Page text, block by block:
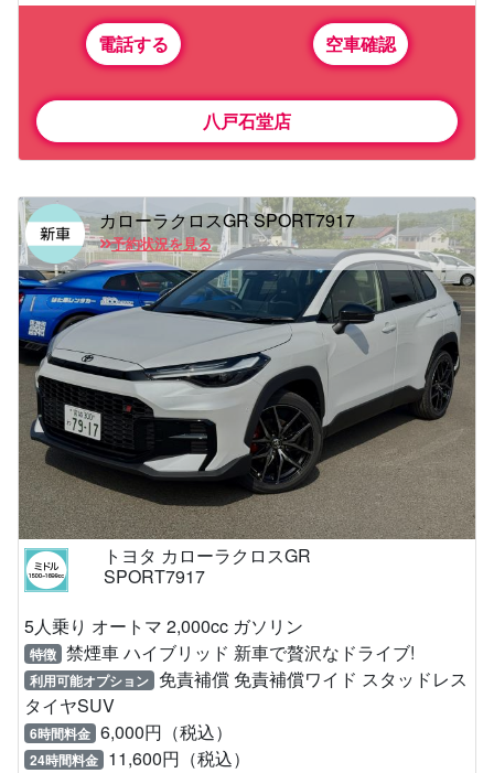
電話する 空車確認
八戸石堂店
カローラクロスGR SPORT7917
予約状況を見る
トヨタ カローラクロスGR
SPORT7917
5人乗り オートマ 2,000cc ガソリン
特徴 禁煙車 ハイブリッド 新車で贅沢なドライブ!
利用可能オプション 免責補償 免責補償ワイド スタッドレス
タイヤSUV
6時間料金 6,000円（税込）
24時間料金 11,600円（税込）